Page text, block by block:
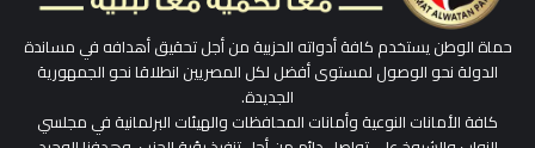
حماة الوطن يستخدم كافة أدواته الحزبية من أجل تحقيق أهدافه في مساندة
الدولة نحو الوصول لمستوى أفضل لكل المصريين انطلاقا نحو الجمهورية
الجديدة.
كافة الأمانات النوعية وأمانات المحافظات والهيئات البرلمانية في مجلسي